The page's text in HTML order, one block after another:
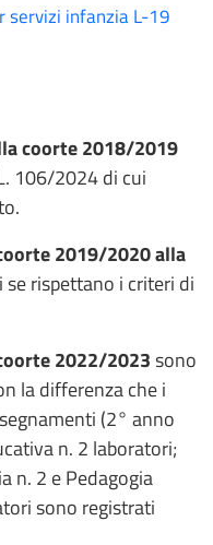
infanzia L-19
coorte 2018/2019
106/2024 di cui
2019/2020 alla
rispettano i criteri di
2022/2023sono
la differenza che i
(2° anno
n. 2 laboratori;
n. 2 e Pedagogia
sono registrati